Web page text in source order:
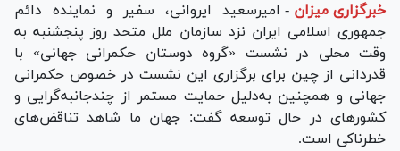
خبرگزاری میزان - امیرسعید ایروانی، سفیر و نماینده دائم
جمهوری اسلامی ایران نزد سازمان ملل متحد روز پنجشنبه به
وقت محلی در نشست «گروه دوستان حکمرانی جهانی» با
قدردانی از چین برای برگزاری این نشست در خصوص حکمرانی
جهانی و همچنین به‌دلیل حمایت مستمر از چندجانبه‌گرایی و
کشور‌های در حال توسعه گفت: جهان ما شاهد تناقض‌های
خطرناکی است.